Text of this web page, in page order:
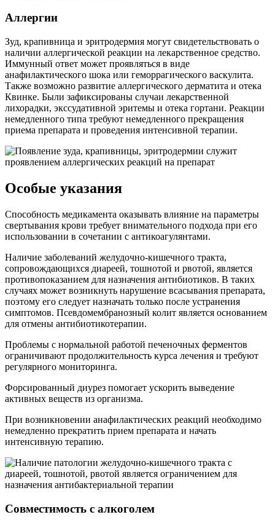
Аллергии
Зуд, крапивница и эритродермия могут свидетельствовать о
наличии аллергической реакции на лекарственное средство.
Иммунный ответ может проявляться в виде
анафилактического шока или геморрагического васкулита.
Также возможно развитие аллергического дерматита и отека
Квинке. Были зафиксированы случаи лекарственной
лихорадки, экссудативной эритемы и отека гортани. Реакции
немедленного типа требуют немедленного прекращения
приема препарата и проведения интенсивной терапии.
Особые указания
Способность медикамента оказывать влияние на параметры
свертывания крови требует внимательного подхода при его
использовании в сочетании с антикоагулянтами.
Наличие заболеваний желудочно-кишечного тракта,
сопровождающихся диареей, тошнотой и рвотой, является
противопоказанием для назначения антибиотиков. В таких
случаях может возникнуть нарушение всасывания препарата,
поэтому его следует назначать только после устранения
симптомов. Псевдомембранозный колит является основанием
для отмены антибиотикотерапии.
Проблемы с нормальной работой печеночных ферментов
ограничивают продолжительность курса лечения и требуют
регулярного мониторинга.
Форсированный диурез помогает ускорить выведение
активных веществ из организма.
При возникновении анафилактических реакций необходимо
немедленно прекратить прием препарата и начать
интенсивную терапию.
Совместимость с алкоголем